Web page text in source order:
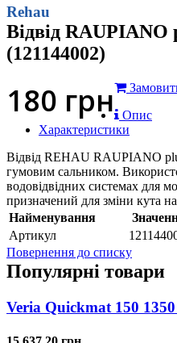
Rehau
Відвід RAUPIANO
(121144002)
180 грн
Опис
Характеристики
Відвід REHAU RAUPIANO
гумовим сальником.
водовідвідних системах для
призначений для зміни кута
Найменування
Артикул
Повернення до списку
Популярні товари
Veria Quickmat 150